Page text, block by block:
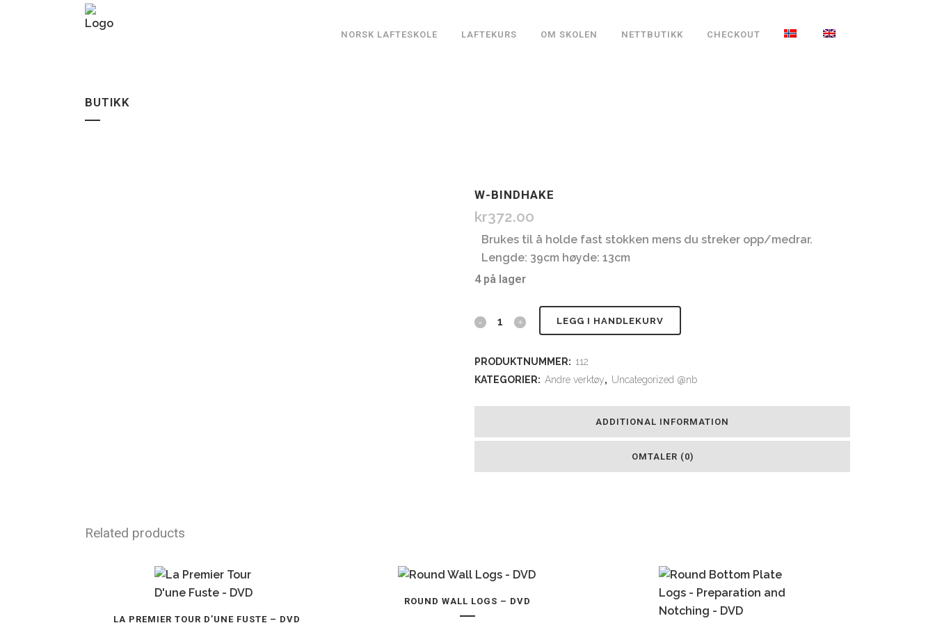
NORSK LAFTESKOLE LAFTEKURS OM SKOLEN NETTBUTIKK CHECKOUT
BUTIKK
W-BINDHAKE
kr372.00
Brukes til å holde fast stokken mens du streker opp/medrar.
Lengde: 39cm høyde: 13cm
4 på lager
W-
quantity
LEGG I HANDLEKURV
PRODUKTNUMMER: 112
KATEGORIER: Andre verktøy, Uncategorized @nb
ADDITIONAL INFORMATION
OMTALER (0)
Related products
LA PREMIER TOUR D’UNE FUSTE – DVD
ROUND WALL LOGS – DVD